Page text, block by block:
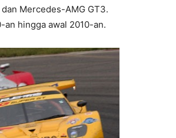
Mercedes-AMG GT3.
hingga awal 2010-an.